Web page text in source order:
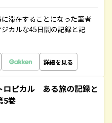
滞在することになった筆者
カルな45日間の記録と記
詳細を見る
ロピカル ある旅の記録と
巻